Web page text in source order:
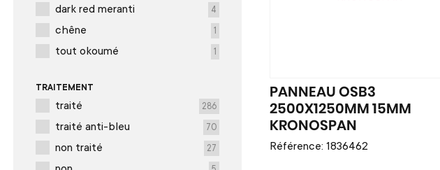
dark red meranti 4
chêne 1
tout okoumé 1
TRAITEMENT
traité 286
traité anti-bleu 70
non traité 27
PANNEAU OSB3
2500X1250MM 15MM
KRONOSPAN
Référence: 1836462